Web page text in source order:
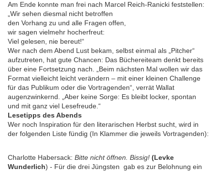
Am Ende konnte man frei nach Marcel Reich-Ranicki feststellen:
„Wir sehen diesmal nicht betroffen
den Vorhang zu und alle Fragen offen,
wir sagen vielmehr hocherfreut:
Viel gelesen, nie bereut!“
Wer nach dem Abend Lust bekam, selbst einmal als „Pitcher“
aufzutreten, hat gute Chancen: Das Büchereiteam denkt bereits
über eine Fortsetzung nach. „Beim nächsten Mal wollen wir das
Format vielleicht leicht verändern – mit einer kleinen Challenge
für das Publikum oder die Vortragenden“, verrät Wallat
augenzwinkernd. „Aber keine Sorge: Es bleibt locker, spontan
und mit ganz viel Lesefreude.“
Lesetipps des Abends
Wer noch Inspiration für den literarischen Herbst sucht, wird in
der folgenden Liste fündig (In Klammer die jeweils Vortragenden):
Charlotte Habersack: Bitte nicht öffnen. Bissig! (Levke
Wunderlich) - Für die drei Jüngsten gab es zur Belohnung ein